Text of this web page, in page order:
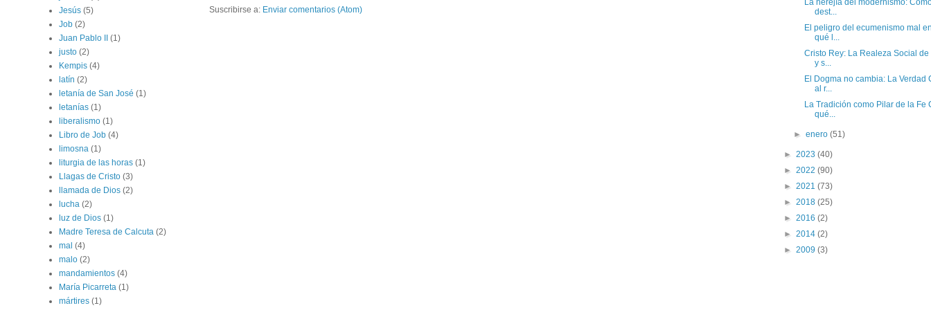
Suscribirse a: Enviar comentarios (Atom)
Jesús (5)
Job (2)
Juan Pablo II
(1)
justo (2)
Kempis (4)
latín (2)
letanía de San José (1)
letanías (1)
liberalismo (1)
Libro de Job (4)
limosna (1)
liturgia de las horas (1)
Llagas de Cristo (3)
llamada de Dios (2)
lucha (2)
luz de Dios (1)
Madre Teresa de Calcuta (2)
mal (4)
malo (2)
mandamientos (4)
María Picarreta (1)
mártires (1)
La herejía del modernismo:
dest...
El peligro del ecumenismo mal
qué l...
Cristo Rey: La Realeza Social
y s...
El Dogma no cambia: La Verdad
al r...
La Tradición como Pilar de la Fe
qué...
►enero(51)
► 2023 (40)
► 2022 (90)
► 2021 (73)
► 2018 (25)
► 2016 (2)
► 2014 (2)
► 2009 (3)